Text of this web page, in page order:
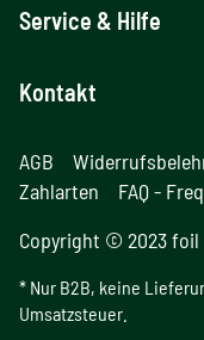
Service & Hilfe
Kontakt
AGB
Zahlarten
FAQ -
Copyright © 2023 foil
* Nur B2B, keine
Umsatzsteuer.